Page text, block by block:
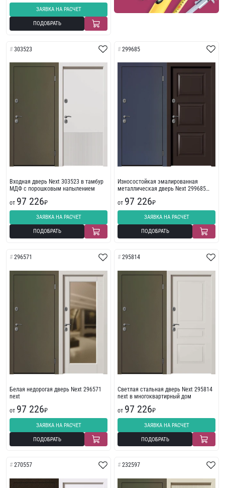
ЗАЯВКА НА РАСЧЕТ
ПОДОБРАТЬ
303523
Входная дверь Next 303523 в тамбур
МДФ с порошковым напылением
от 97 226₽
ЗАЯВКА НА РАСЧЕТ
ПОДОБРАТЬ
299685
Износостойкая эмалированная
металлическая дверь Next 299685
от 97 226₽
ЗАЯВКА НА РАСЧЕТ
ПОДОБРАТЬ
296571
Белая недорогая дверь Next 296571
next
от 97 226₽
ЗАЯВКА НА РАСЧЕТ
ПОДОБРАТЬ
295814
Светлая стальная дверь Next 295814
next в многоквартирный дом
от 97 226₽
ЗАЯВКА НА РАСЧЕТ
ПОДОБРАТЬ
270557 232597